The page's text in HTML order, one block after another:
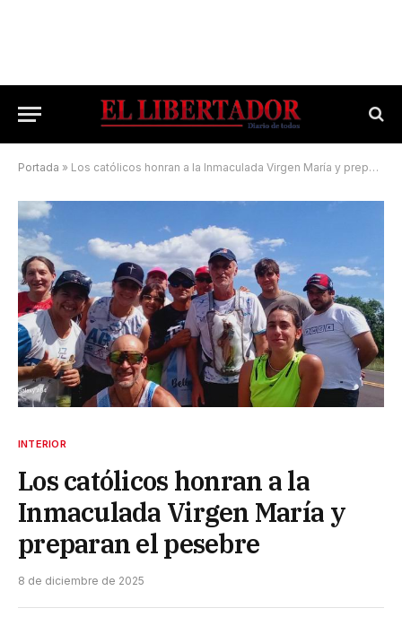
Portada » Los católicos honran a la Inmaculada Virgen María y preparan el pesebre
INTERIOR
Los católicos honran a la
Inmaculada Virgen María y
preparan el pesebre
8 de diciembre de 2025